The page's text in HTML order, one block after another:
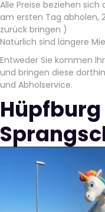
Alle Preise beziehen
am ersten Tag abholen,
zurück bringen )
Natürlich sind längere
Entweder Sie kommen
und bringen diese
und Abholservice.
Hüpfburg